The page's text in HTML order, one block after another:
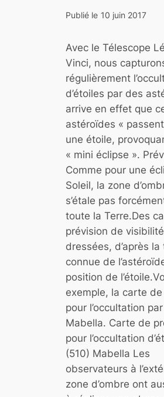
l
p
l
a
n
e
t
e
n
a
i
n
e
M
a
k
é
m
a
k
é
Publié le 10 juin 2017
Avec le Télescope
Vinci, nous
régulièrement
d’étoiles par des
arrive en effet que
astéroïdes «
une étoile,
« mini éclipse ».
Comme pour une
Soleil, la zone
s’étale pas
toute la Terre.Des
prévision de
dressées, d’après
connue de
position de
exemple, la carte
pour l’occultation
Mabella. Carte de
pour l’occultation
(510) Mabella Les
observateurs à
zone d’ombre ont